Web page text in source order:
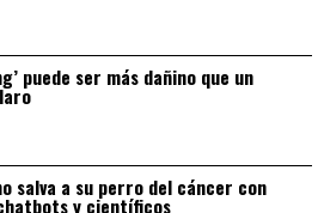
puede ser más dañino que un
salva a su perro del cáncer con
y científicos